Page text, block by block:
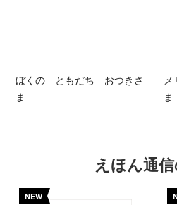
ぼくの ともだち おつきさ
ま
ま
えほん通
NEW